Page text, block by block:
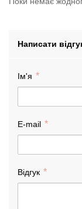
Написати
Ім'я
E-mail
Відгук